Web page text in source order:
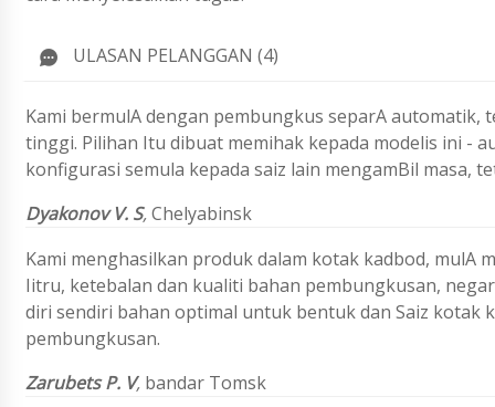
ULASAN PELANGGAN (4)
Kami bermulA dengan pembungkus separA
tinggi. Pilihan Itu dibuat memihak kepada modelis ini -
konfigurasi semula kepada saiz lain mengamBil masa,
Dyakonov V. S,Chelyabinsk
Kami menghasilkan produk dalam kotak kadbod,
Iitru, ketebalan dan kualiti bahan pembungkusan,
diri sendiri bahan optimal untuk bentuk dan Saiz kotak
pembungkusan.
Zarubets P. V, bandar Tomsk